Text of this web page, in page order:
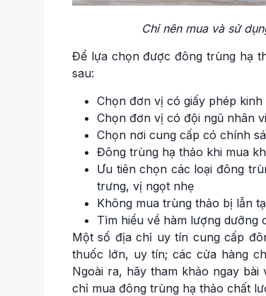
Chỉ nên mua và sử
Để lựa chọn được đông trùng hạ
sau:
Chọn đơn vị có giấy phép
Chọn đơn vị có đội ngũ nhân
Chọn nơi cung cấp có chính
Đông trùng hạ thảo khi mua
Ưu tiên chọn các loại đông
trưng, vị ngọt nhẹ
Không mua trùng thảo bị lẫn
Tìm hiểu về hàm lượng
Một số địa chỉ uy tín cung cấp
thuốc lớn, uy tín; các cửa hàng
Ngoài ra, hãy tham khảo ngay bài
chỉ mua đông trùng hạ thảo chất